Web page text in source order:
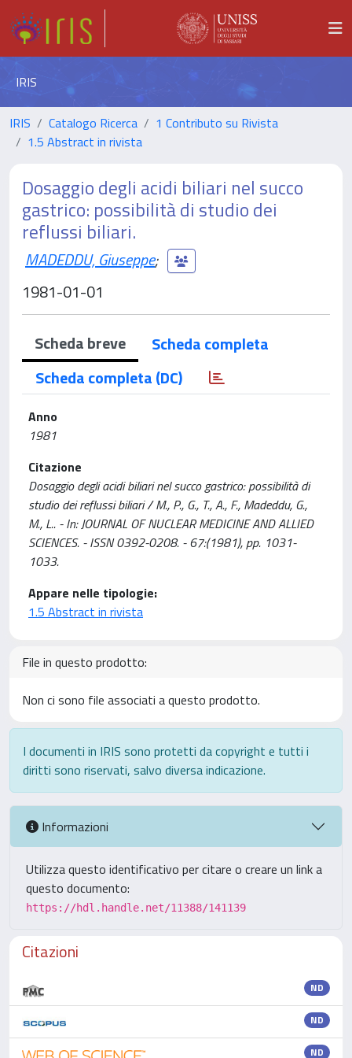
IRIS
IRIS Catalogo Ricerca
1 Contributo su Rivista
1.5 Abstract in rivista
Dosaggio degli acidi biliari nel succo
gastrico: possibilità di studio dei
reflussi biliari.
MADEDDU, Giuseppe;
1981-01-01
Scheda breve
Scheda completa
Scheda completa (DC)
Anno
1981
Citazione
Dosaggio degli acidi biliari nel succo gastrico: possibilità di
studio dei reflussi biliari / M., P., G., T., A., F., Madeddu, G.,
M., L.. - In: JOURNAL OF NUCLEAR MEDICINE AND ALLIED
SCIENCES. - ISSN 0392-0208. - 67:(1981), pp. 1031-
1033.
Appare nelle tipologie:
1.5 Abstract in rivista
File in questo prodotto:
Non ci sono file associati a questo prodotto.
I documenti in IRIS sono protetti da copyright e tutti i
diritti sono riservati, salvo diversa indicazione.
Informazioni
Utilizza questo identificativo per citare o creare un link a
questo documento:
https://hdl.handle.net/11388/141139
Citazioni
ND
ND
ND